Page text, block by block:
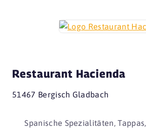
Restaurant Hacienda
51467 Bergisch Gladbach
Spanische Spezialitäten,